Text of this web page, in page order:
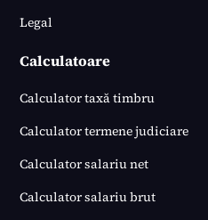
Legal
Calculatoare
Calculator taxă timbru
Calculator termene judiciare
Calculator salariu net
Calculator salariu brut